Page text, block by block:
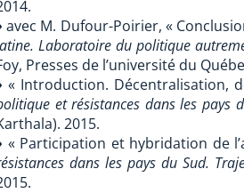
avec M. Dufour-Poirier, «
Laboratoire du politique
Presses de l’université du
« Introduction. Décentralisation,
et résistances dans les pays
2015.
« Participation et hybridation de
dans les pays du Sud.